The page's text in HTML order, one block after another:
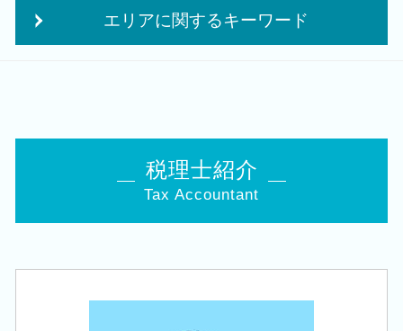
融資 事業計画
独立支援 税理士
相続時精算課税制度 デメリット
法人税 申告期限
法人 申告 書類
月次 巡回監査
相続時精算課税 申告
贈与税 申告 税理士
住宅取得等資金 贈与
相続 10か月
事業承継 相続
エリアに関するキーワード
税務顧問 税理士 相談 豊栄駅
税務顧問 税理士 相談 江南区
創業支援 税理士 相談 新潟市東区
税務顧問 税理士 相談 胎内市
会社設立 税理士 相談 白山駅
税理士紹介
Tax Accountant